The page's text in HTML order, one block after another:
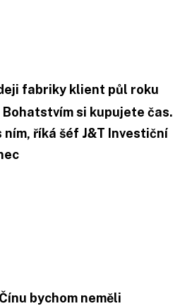
fabriky klient půl roku
si kupujete čas.
ním, říká šéf J&T Investiční
bychom neměli